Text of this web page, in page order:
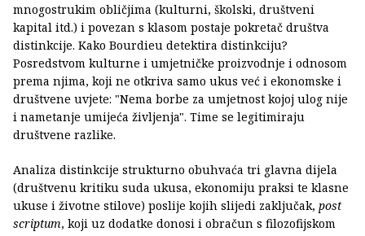
mnogostrukim obličjima (kulturni, školski, društveni
kapital itd.) i povezan s klasom postaje pokretač društva
distinkcije. Kako Bourdieu detektira distinkciju?
Posredstvom kulturne i umjetničke proizvodnje i odnosom
prema njima, koji ne otkriva samo ukus već i ekonomske i
društvene uvjete: "Nema borbe za umjetnost kojoj ulog nije
i nametanje umijeća življenja". Time se legitimiraju
društvene razlike.
Analiza distinkcije strukturno obuhvaća tri glavna dijela
(društvenu kritiku suda ukusa, ekonomiju praksi te klasne
ukuse i životne stilove) poslije kojih slijedi zaključak, post
scriptum, koji uz dodatke donosi i obračun s filozofijskom